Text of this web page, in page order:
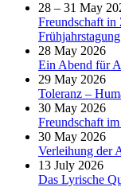
28 – 31 May
Freundschaft in
Frühjahrstagung
28 May 2026
Ein Abend für
29 May 2026
Toleranz –
30 May 2026
Freundschaft
30 May 2026
Verleihung der
13 July 2026
Das Lyrische